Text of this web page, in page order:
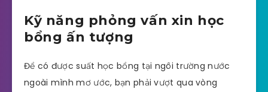
Kỹ năng phỏng vấn xin học
bổng ấn tượng
Để có được suất học bổng tại ngôi trường nước
ngoài mình mơ ước, bạn phải vượt qua vòng